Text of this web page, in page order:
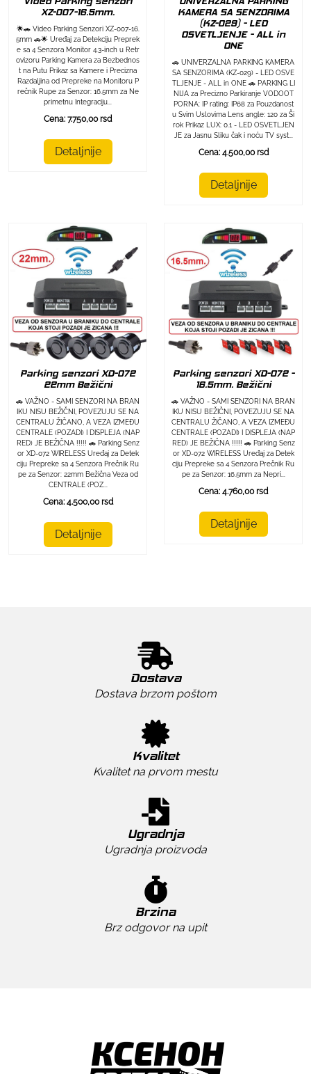
XZ-007-16.5mm.
🌟🚗 Video Parking Senzori XZ-007-16.
5mm 🚗🌟 Uređaj za Detekciju Preprek
e sa 4 Senzora Monitor 4.3-inch u Retr
ovizoru Parking Kamera za Bezbednos
t na Putu Prikaz sa Kamere i Precizna
Razdaljina od Prepreke na Monitoru P
rečnik Rupe za Senzor: 16.5mm za Ne
primetnu Integraciju...
Cena: 7.750,00 rsd
Detaljnije
KAMERA SA SENZORIMA
(KZ-029) - LED
OSVETLJENJE - ALL in
ONE
🚗 UNIVERZALNA PARKING KAMERA
SA SENZORIMA (KZ-029) - LED OSVE
TLJENJE - ALL in ONE 🚗 PARKING LI
NIJA za Precizno Parkiranje VODOOT
PORNA: IP rating: IP68 za Pouzdanost
u Svim Uslovima Lens angle: 120 za Ši
rok Prikaz LUX: 0.1 - LED OSVETLJEN
JE za Jasnu Sliku čak i noću TV syst...
Cena: 4.500,00 rsd
Detaljnije
Parking senzori XD-072
22mm Bežični
🚗 VAŽNO - SAMI SENZORI NA BRAN
IKU NISU BEŽIČNI, POVEZUJU SE NA
CENTRALU ŽIČANO, A VEZA IZMEĐU
CENTRALE (POZADI) I DISPLEJA (NAP
RED) JE BEŽIČNA !!!!! 🚗 Parking Senz
or XD-072 WIRELESS Uređaj za Detek
ciju Prepreke sa 4 Senzora Prečnik Ru
pe za Senzor: 22mm Bežična Veza od
CENTRALE (POZ...
Cena: 4.500,00 rsd
Detaljnije
Parking senzori XD-072 -
16.5mm. Bežični
🚗 VAŽNO - SAMI SENZORI NA BRAN
IKU NISU BEŽIČNI, POVEZUJU SE NA
CENTRALU ŽIČANO, A VEZA IZMEĐU
CENTRALE (POZADI) I DISPLEJA (NAP
RED) JE BEŽIČNA !!!!! 🚗 Parking Senz
or XD-072 WIRELESS Uređaj za Detek
ciju Prepreke sa 4 Senzora Prečnik Ru
pe za Senzor: 16.5mm za Nepri...
Cena: 4.760,00 rsd
Detaljnije
Dostava
Dostava brzom poštom
Kvalitet
Kvalitet na prvom mestu
Ugradnja
Ugradnja proizvoda
Brzina
Brz odgovor na upit